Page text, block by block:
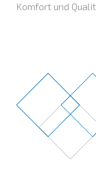
Komfort und